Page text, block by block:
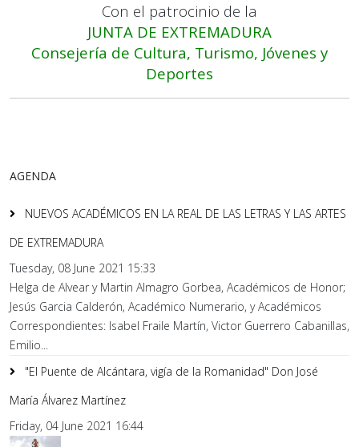
Con el patrocinio de la
JUNTA DE EXTREMADURA
Consejería de Cultura, Turismo, Jóvenes y
Deportes
AGENDA
NUEVOS ACADÉMICOS EN LA REAL DE LAS LETRAS Y LAS ARTES
DE EXTREMADURA
Tuesday, 08 June 2021 15:33
Helga de Alvear y Martin Almagro Gorbea, Académicos de Honor;
Jesús Garcia Calderón, Académico Numerario, y Académicos
Correspondientes: Isabel Fraile Martín, Victor Guerrero Cabanillas,
Emilio...
"El Puente de Alcántara, vigía de la Romanidad" Don José
María Álvarez Martínez
Friday, 04 June 2021 16:44